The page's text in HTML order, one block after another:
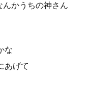
かうちの神さん
な
あげて